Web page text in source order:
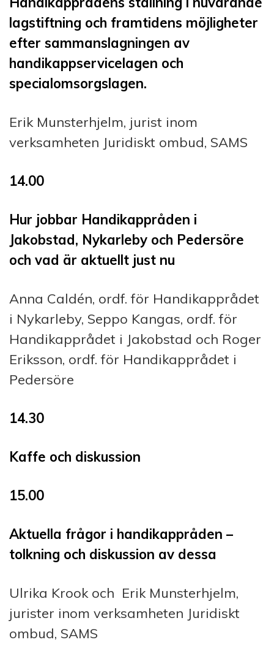
lagstiftning och framtidens möjligheter
efter sammanslagningen av
handikappservicelagen och
specialomsorgslagen.
Erik Munsterhjelm, jurist inom
verksamheten Juridiskt ombud, SAMS
14.00
Hur jobbar Handikappråden i
Jakobstad, Nykarleby och Pedersöre
och vad är aktuellt just nu
Anna Caldén, ordf. för Handikapprådet
i Nykarleby, Seppo Kangas, ordf. för
Handikapprådet i Jakobstad och Roger
Eriksson, ordf. för Handikapprådet i
Pedersöre
14.30
Kaffe och diskussion
15.00
Aktuella frågor i handikappråden –
tolkning och diskussion av dessa
Ulrika Krook och Erik Munsterhjelm,
jurister inom verksamheten Juridiskt
ombud, SAMS